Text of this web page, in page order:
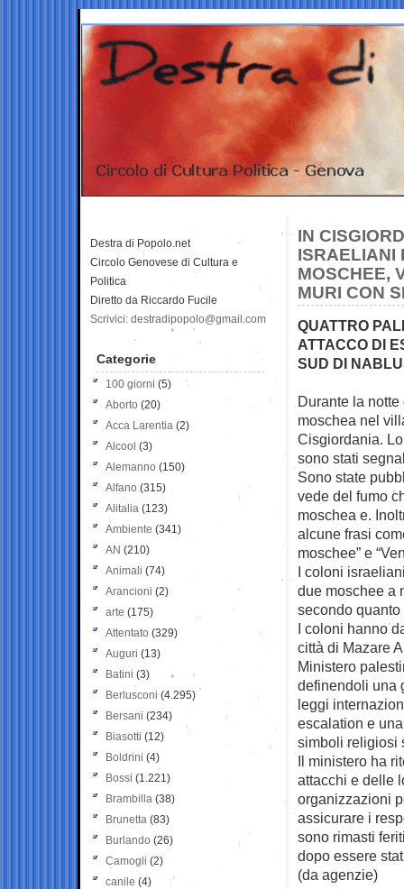
IN
ISRAELIANI
MOSCHEE,
MURI CON
QUATTRO
ATTACCO DI
SUD DI
Durante la
moschea nel
Cisgiordania.
sono stati
Sono state
vede del fumo
moschea e.
alcune frasi
moschee” e
I coloni
due moschee a
secondo
I coloni hanno
città di Mazare
Ministero
definendoli una
leggi
escalation e
simboli religiosi
Il ministero ha
attacchi e delle
organizzazioni
assicurare i
sono rimasti
dopo essere
(da agenzie)
Destra di Popolo.net
Circolo Genovese di Cultura e
Politica
Diretto da Riccardo Fucile
Scrivici: destradipopolo@gmail.com
Categorie
100 giorni (5)
Aborto (20)
Acca Larentia (2)
Alcool (3)
Alemanno (150)
Alfano (315)
Alitalia (123)
Ambiente (341)
AN (210)
Animali (74)
Arancioni (2)
arte (175)
Attentato (329)
Auguri (13)
Batini (3)
Berlusconi (4.295)
Bersani (234)
Biasotti (12)
Boldrini (4)
Bossi (1.221)
Brambilla (38)
Brunetta (83)
Burlando (26)
Camogli (2)
canile (4)